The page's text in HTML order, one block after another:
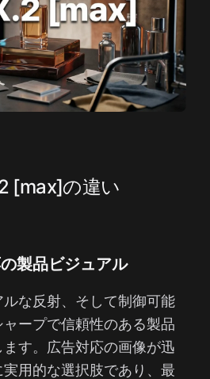
[max]の違い
製品ビジュアル
な反射、そして制御可能
ープで信頼性のある製品
す。広告対応の画像が迅
用的な選択肢であり、最